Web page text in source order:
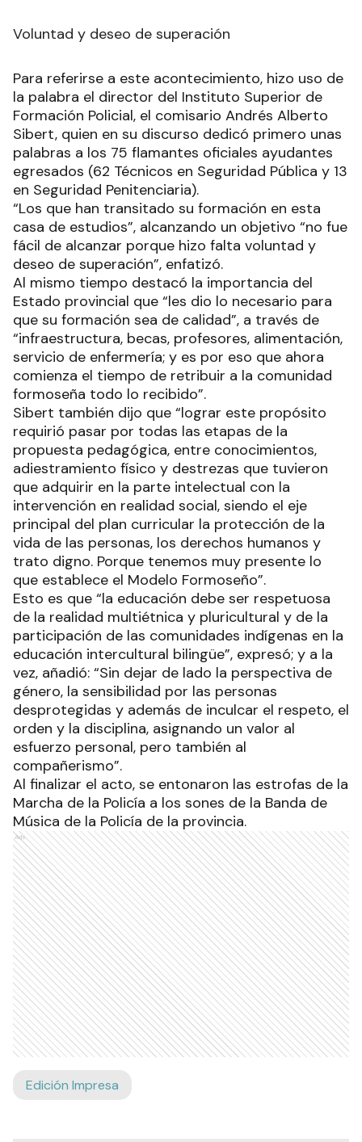
Voluntad y deseo de superación
Para referirse a este acontecimiento, hizo uso de
la palabra el director del Instituto Superior de
Formación Policial, el comisario Andrés Alberto
Sibert, quien en su discurso dedicó primero unas
palabras a los 75 flamantes oficiales ayudantes
egresados (62 Técnicos en Seguridad Pública y 13
en Seguridad Penitenciaria).
“Los que han transitado su formación en esta
casa de estudios”, alcanzando un objetivo “no fue
fácil de alcanzar porque hizo falta voluntad y
deseo de superación”, enfatizó.
Al mismo tiempo destacó la importancia del
Estado provincial que “les dio lo necesario para
que su formación sea de calidad”, a través de
“infraestructura, becas, profesores, alimentación,
servicio de enfermería; y es por eso que ahora
comienza el tiempo de retribuir a la comunidad
formoseña todo lo recibido”.
Sibert también dijo que “lograr este propósito
requirió pasar por todas las etapas de la
propuesta pedagógica, entre conocimientos,
adiestramiento físico y destrezas que tuvieron
que adquirir en la parte intelectual con la
intervención en realidad social, siendo el eje
principal del plan curricular la protección de la
vida de las personas, los derechos humanos y
trato digno. Porque tenemos muy presente lo
que establece el Modelo Formoseño”.
Esto es que “la educación debe ser respetuosa
de la realidad multiétnica y pluricultural y de la
participación de las comunidades indígenas en la
educación intercultural bilingüe”, expresó; y a la
vez, añadió: “Sin dejar de lado la perspectiva de
género, la sensibilidad por las personas
desprotegidas y además de inculcar el respeto, el
orden y la disciplina, asignando un valor al
esfuerzo personal, pero también al
compañerismo”.
Al finalizar el acto, se entonaron las estrofas de la
Marcha de la Policía a los sones de la Banda de
Música de la Policía de la provincia.
Ads
Edición Impresa